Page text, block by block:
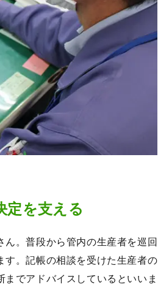
定を支える
。普段から管内の生産者を巡回
す。記帳の相談を受けた生産者の
でアドバイスしているといいま